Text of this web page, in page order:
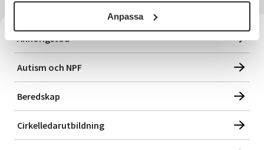
Anpassa
Anhörigstöd
Autism och NPF
Beredskap
Cirkelledarutbildning